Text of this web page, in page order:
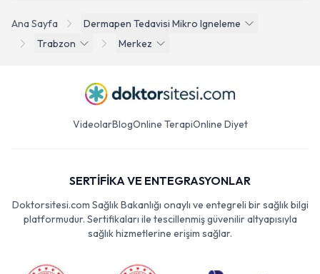
Ana Sayfa
Dermapen Tedavisi Mikro Igneleme
Trabzon
Merkez
VideolarBlogOnline TerapiOnline Diyet
SERTİFİKA VE ENTEGRASYONLAR
Doktorsitesi.com Sağlık Bakanlığı onaylı ve entegreli bir sağlık bilgi
platformudur. Sertifikaları ile tescillenmiş güvenilir altyapısıyla
sağlık hizmetlerine erişim sağlar.